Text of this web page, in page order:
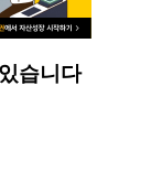
습니다